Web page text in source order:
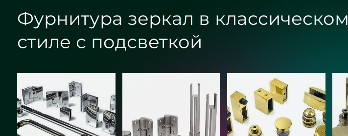
Фурнитура зеркал в классическом
стиле с подсветкой